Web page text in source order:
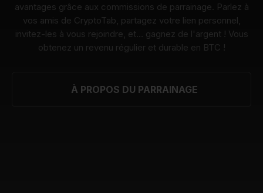
avantages grâce aux commissions de parrainage. Parlez à
vos amis de CryptoTab, partagez votre lien personnel,
invitez-les à vous rejoindre, et… gagnez de l'argent ! Vous
obtenez un revenu régulier et durable en BTC !
À PROPOS DU PARRAINAGE